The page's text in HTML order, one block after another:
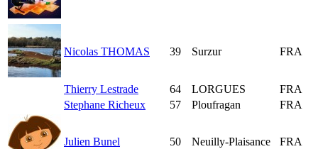
Nicolas THOMAS 39 Surzur FRA
Thierry Lestrade 64 LORGUES
FRA
Stephane Richeux
57 Ploufragan FRA
Julien Bunel 50 Neuilly-Plaisance FRA